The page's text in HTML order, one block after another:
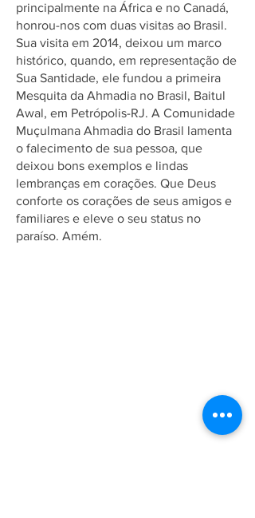
principalmente na África e no Canadá,
honrou-nos com duas visitas ao Brasil.
Sua visita em 2014, deixou um marco
histórico, quando, em representação de
Sua Santidade, ele fundou a primeira
Mesquita da Ahmadia no Brasil, Baitul
Awal, em Petrópolis-RJ. A Comunidade
Muçulmana Ahmadia do Brasil lamenta
o falecimento de sua pessoa, que
deixou bons exemplos e lindas
lembranças em corações. Que Deus
conforte os corações de seus amigos e
familiares e eleve o seu status no
paraíso. Amém.